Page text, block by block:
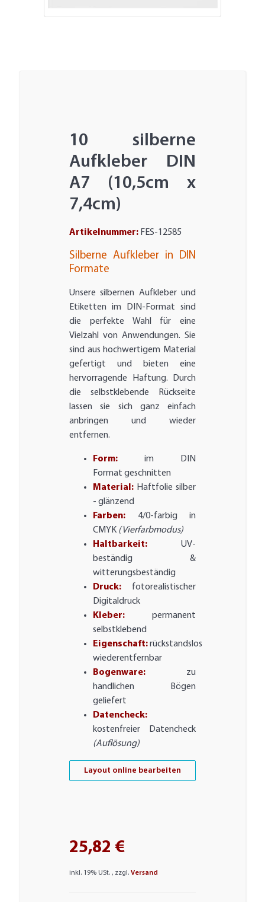
10 silberne
Aufkleber DIN
A7 (10,5cm x
7,4cm)
Artikelnummer: FES-12585
Silberne Aufkleber in DIN
Formate
Unsere silbernen Aufkleber und
Etiketten im DIN-Format sind
die perfekte Wahl für eine
Vielzahl von Anwendungen. Sie
sind aus hochwertigem Material
gefertigt und bieten eine
hervorragende Haftung. Durch
die selbstklebende Rückseite
lassen sie sich ganz einfach
anbringen und wieder
entfernen.
Form: im DIN
Format geschnitten
Material: Haftfolie silber
- glänzend
Farben: 4/0-farbig in
CMYK (Vierfarbmodus)
Haltbarkeit: UV-
beständig &
witterungsbeständig
Druck: fotorealistischer
Digitaldruck
Kleber: permanent
selbstklebend
Eigenschaft:rückstandslos
wiederentfernbar
Bogenware: zu
handlichen Bögen
geliefert
Datencheck:
kostenfreier Datencheck
(Auflösung)
Layout online bearbeiten
25,82 €
inkl. 19% USt. , zzgl.Versand